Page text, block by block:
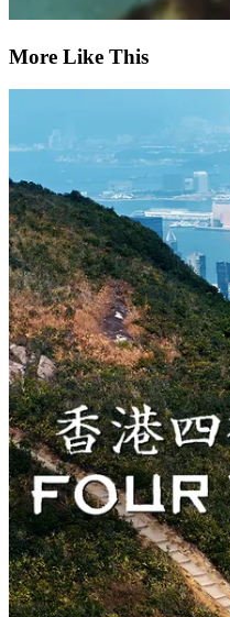
More Like This